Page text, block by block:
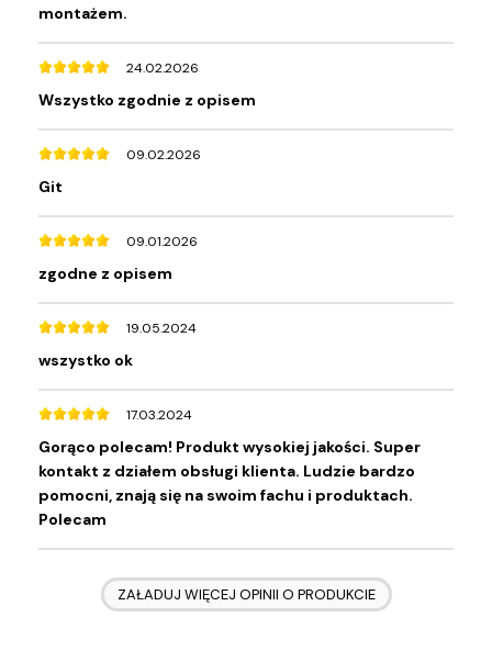
montażem.
24.02.2026
Wszystko zgodnie z opisem
09.02.2026
Git
09.01.2026
zgodne z opisem
19.05.2024
wszystko ok
17.03.2024
Gorąco polecam! Produkt wysokiej jakości. Super
kontakt z działem obsługi klienta. Ludzie bardzo
pomocni, znają się na swoim fachu i produktach.
Polecam
ZAŁADUJ WIĘCEJ OPINII O PRODUKCIE